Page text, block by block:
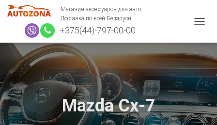
Магазин аксессуаров для авто.
Доставка по всей Беларуси.
+375(44)-797-00-00
Е
Л
Ю
Ч
И
Т
Ь
Mazda Cx-7